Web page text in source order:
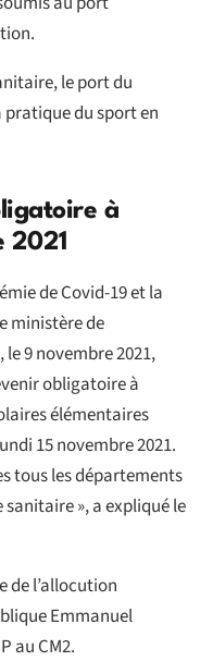
le port du
du sport en
à
2021
de Covid-19 et la
ministère de
9 novembre 2021,
obligatoire à
élémentaires
15 novembre 2021.
tous les départements
», a expliqué le
de l’allocution
Emmanuel
au CM2.